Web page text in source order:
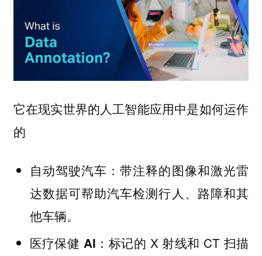
它在现实世界的人工智能应用中是如何运作
的
自动驾驶汽车 ：带注释的图像和激光雷
达数据可帮助汽车检测行人、路障和其
他车辆。
医疗保健 AI ：标记的 X 射线和 CT 扫描